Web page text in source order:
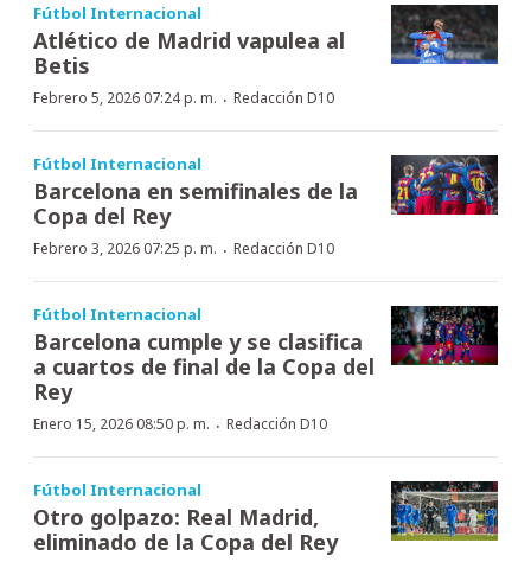
Fútbol Internacional
Atlético de Madrid vapulea al
Betis
Febrero 5, 2026 07:24 p. m. · Redacción D10
Fútbol Internacional
Barcelona en semifinales de la
Copa del Rey
Febrero 3, 2026 07:25 p. m. · Redacción D10
Fútbol Internacional
Barcelona cumple y se clasifica
a cuartos de final de la Copa del
Rey
Enero 15, 2026 08:50 p. m. · Redacción D10
Fútbol Internacional
Otro golpazo: Real Madrid,
eliminado de la Copa del Rey